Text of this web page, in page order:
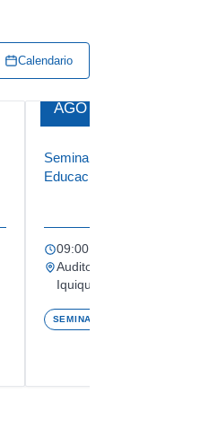
Calendario
19
AGO
Seminario 2026: Transición
Educación Superior
09:00 a 12:30
Auditorio Óscar Hahn,
Iquique
SEMINARIO